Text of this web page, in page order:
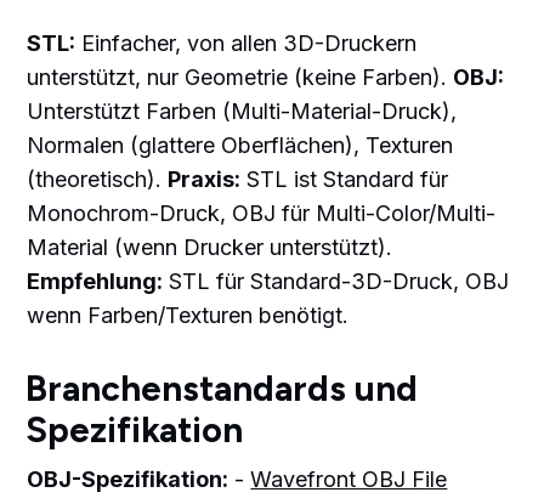
STL: Einfacher, von allen 3D-Druckern
unterstützt, nur Geometrie (keine Farben). OBJ:
Unterstützt Farben (Multi-Material-Druck),
Normalen (glattere Oberflächen), Texturen
(theoretisch). Praxis: STL ist Standard für
Monochrom-Druck, OBJ für Multi-Color/Multi-
Material (wenn Drucker unterstützt).
Empfehlung: STL für Standard-3D-Druck, OBJ
wenn Farben/Texturen benötigt.
Branchenstandards und
Spezifikation
OBJ-Spezifikation: -Wavefront OBJ File